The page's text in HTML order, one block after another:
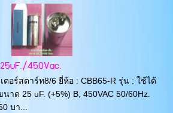
450Vac.
อร์สตาร์ท8/6 ยี่ห้อ : CBB65-R รุ่น : ใช้ได้
าด 25 uF. (+5%) B, 450VAC 50/60Hz.
บา...